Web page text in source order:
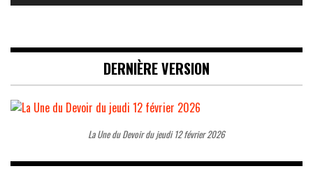
DERNIÈRE VERSION
La Une du Devoir du jeudi 12 février 2026